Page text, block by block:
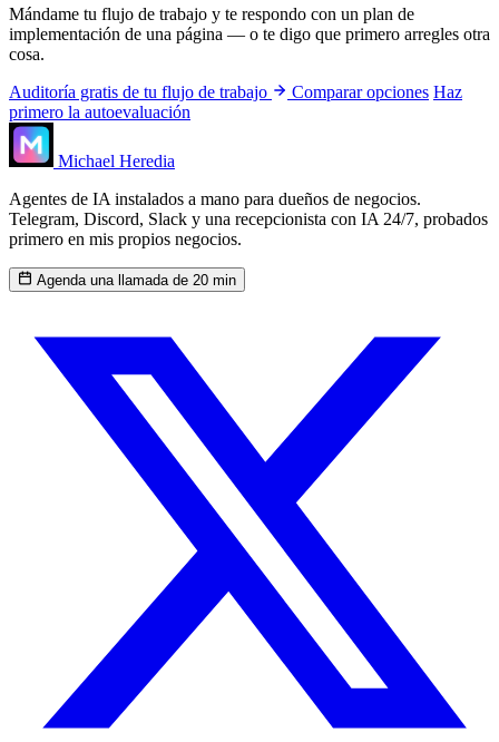
Mándame tu flujo de trabajo y te respondo con un plan de
implementación de una página — o te digo que primero arregles otra
cosa.
Auditoría gratis de tu flujo de trabajo
Comparar opciones Haz
primero la autoevaluación
Michael Heredia
Agentes de IA instalados a mano para dueños de negocios.
Telegram, Discord, Slack y una recepcionista con IA 24/7, probados
primero en mis propios negocios.
Agenda una llamada de 20 min